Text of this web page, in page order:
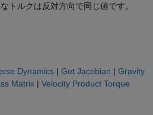
トルクは反対方向で同じ値です。
Dynamics | Get Jacobian | Gravity
Matrix | Velocity Product Torque